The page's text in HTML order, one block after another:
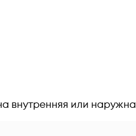
внутренняя или